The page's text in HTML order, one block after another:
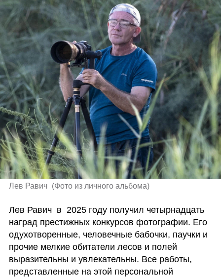
Лев Равич (Фото из личного альбома)
Лев Равич  в  2025 году получил четырнадцать
наград престижных конкурсов фотографии. Его
одухотворенные, человечные бабочки, паучки и
прочие мелкие обитатели лесов и полей
выразительны и увлекательны. Все работы,
представленные на этой персональной